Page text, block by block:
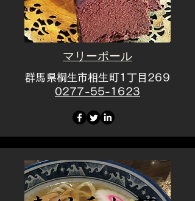
マリーポール
群馬県桐生市相生町1丁目269
​0277-55-1623